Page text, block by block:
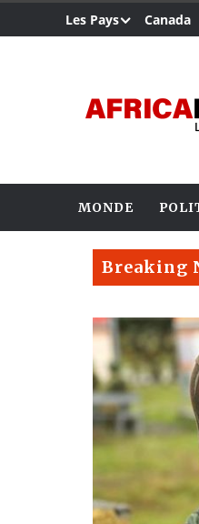
Les Pays Canada
MONDE
Breaking